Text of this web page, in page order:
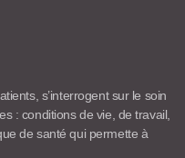
s’interrogent sur le soin
: conditions de vie, de travail,
de santé qui permette à